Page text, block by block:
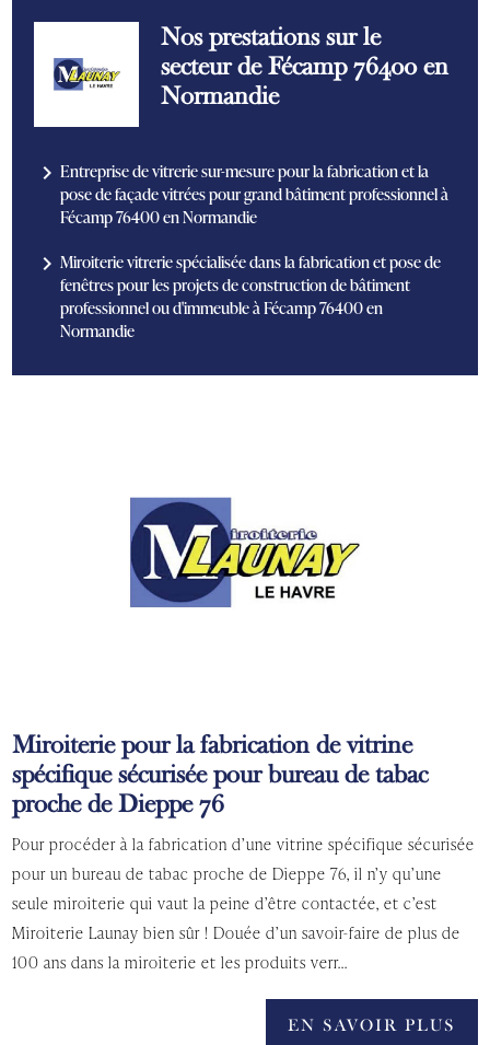
Nos prestations sur le
secteur de Fécamp 76400 en
Normandie
navigate_nextEntreprise de vitrerie sur-mesure pour la fabrication et la
pose de façade vitrées pour grand bâtiment professionnel à
Fécamp 76400 en Normandie
navigate_nextMiroiterie vitrerie spécialisée dans la fabrication et pose de
fenêtres pour les projets de construction de bâtiment
professionnel ou d'immeuble à Fécamp 76400 en
Normandie
Miroiterie pour la fabrication de vitrine
spécifique sécurisée pour bureau de tabac
proche de Dieppe 76
Pour procéder à la fabrication d’une vitrine spécifique sécurisée
pour un bureau de tabac proche de Dieppe 76, il n’y qu’une
seule miroiterie qui vaut la peine d’être contactée, et c’est
Miroiterie Launay bien sûr ! Douée d’un savoir-faire de plus de
100 ans dans la miroiterie et les produits verr...
EN SAVOIR PLUS